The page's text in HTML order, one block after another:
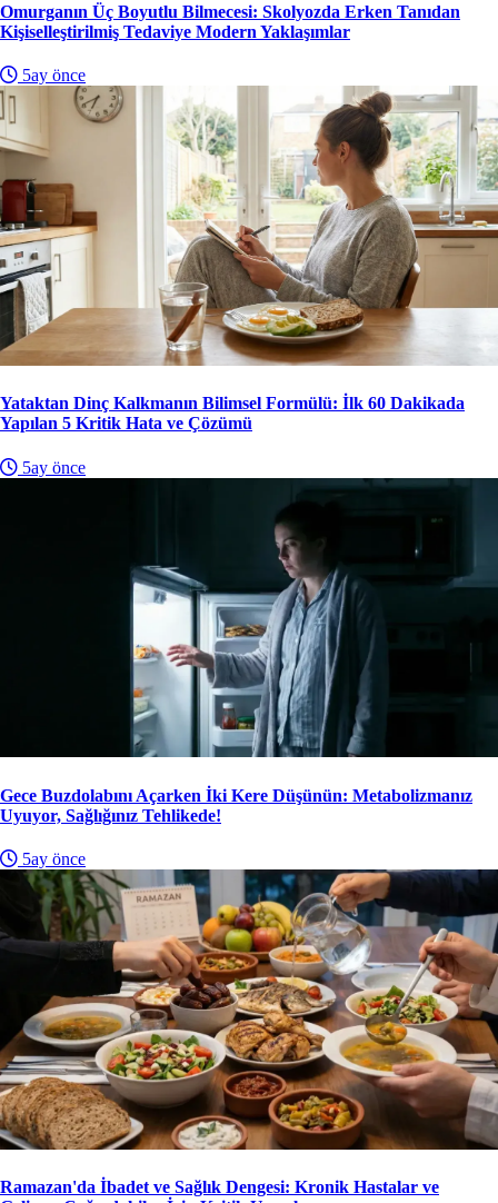
Omurganın Üç Boyutlu Bilmecesi: Skolyozda Erken Tanıdan
Kişiselleştirilmiş Tedaviye Modern Yaklaşımlar
5ay önce
Yataktan Dinç Kalkmanın Bilimsel Formülü: İlk 60 Dakikada
Yapılan 5 Kritik Hata ve Çözümü
5ay önce
Gece Buzdolabını Açarken İki Kere Düşünün: Metabolizmanız
Uyuyor, Sağlığınız Tehlikede!
5ay önce
Ramazan'da İbadet ve Sağlık Dengesi: Kronik Hastalar ve